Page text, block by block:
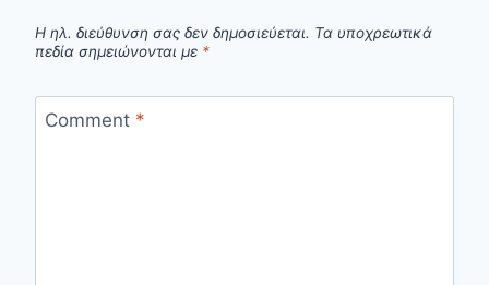
Η ηλ. διεύθυνση σας δεν δημοσιεύεται. Τα υποχρεωτικά
πεδία σημειώνονται με *
Comment *